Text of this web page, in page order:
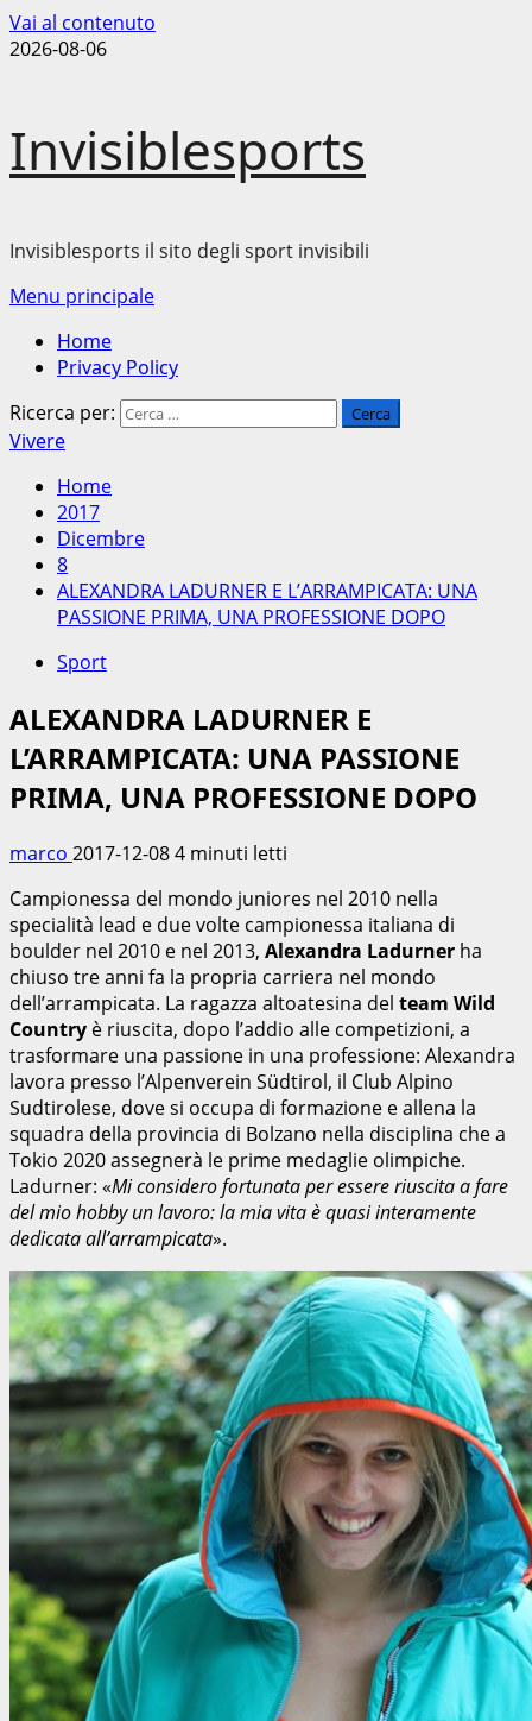
Vai al contenuto
2026-08-06
Invisiblesports
Invisiblesports il sito degli sport invisibili
Menu principale
Home
Privacy Policy
Ricerca per:
Vivere
Home
2017
Dicembre
8
ALEXANDRA LADURNER E L’ARRAMPICATA: UNA
PASSIONE PRIMA, UNA PROFESSIONE DOPO
Sport
ALEXANDRA LADURNER E
L’ARRAMPICATA: UNA PASSIONE
PRIMA, UNA PROFESSIONE DOPO
marco 2017-12-084 minuti letti
Campionessa del mondo juniores nel 2010 nella
specialità lead e due volte campionessa italiana di
boulder nel 2010 e nel 2013, Alexandra Ladurner ha
chiuso tre anni fa la propria carriera nel mondo
dell’arrampicata. La ragazza altoatesina del team Wild
Country è riuscita, dopo l’addio alle competizioni, a
trasformare una passione in una professione: Alexandra
lavora presso l’Alpenverein Südtirol, il Club Alpino
Sudtirolese, dove si occupa di formazione e allena la
squadra della provincia di Bolzano nella disciplina che a
Tokio 2020 assegnerà le prime medaglie olimpiche.
Ladurner: «Mi considero fortunata per essere riuscita a fare
del mio hobby un lavoro: la mia vita è quasi interamente
dedicata all’arrampicata».